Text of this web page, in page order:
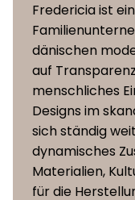
Masse (B
x T x H)
55
Fredericia ist
dänischen
auf
menschliches
Designs im
sich ständig
dynamisches
Materialien,
für die